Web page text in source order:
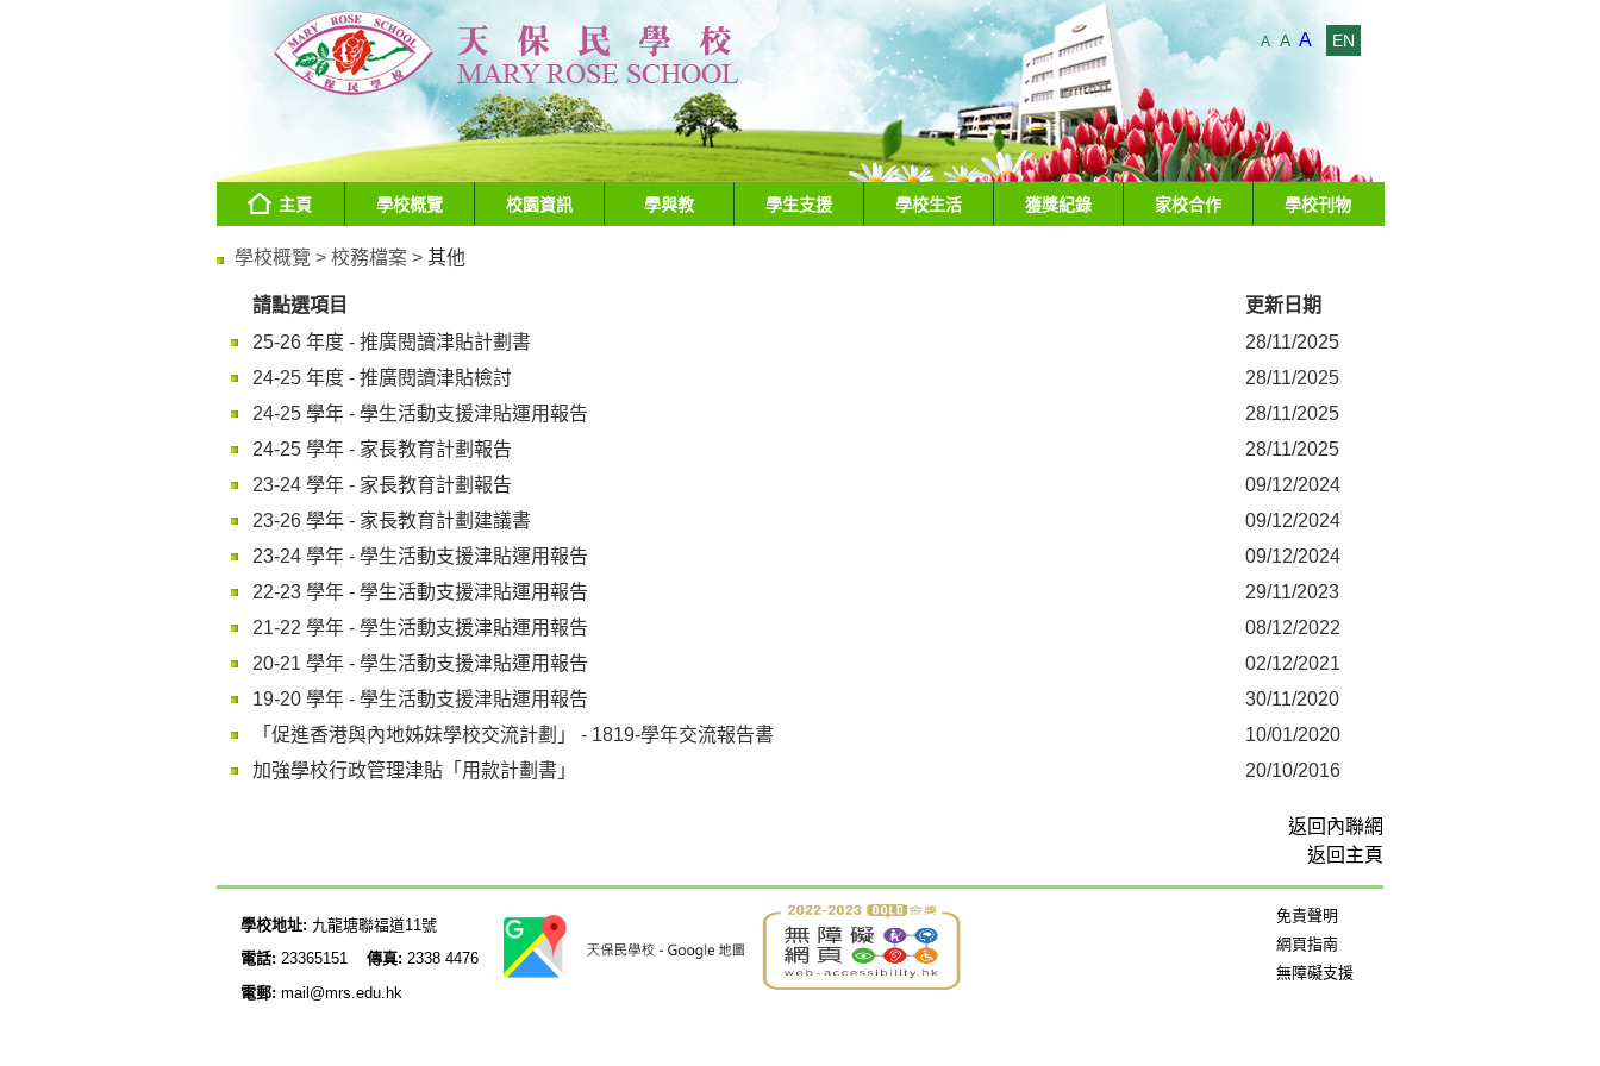
A A A EN
主頁 學校概覽 校園資訊 學與教 學生支援 學校生活 獲獎紀錄 家校合作 學校刊物
學校概覽 > 校務檔案 > 其他
請點選項目
更新日期
25-26 年度 - 推廣閱讀津貼計劃書
28/11/2025
24-25 年度 - 推廣閱讀津貼檢討
28/11/2025
24-25 學年 - 學生活動支援津貼運用報告
28/11/2025
24-25 學年 - 家長教育計劃報告
28/11/2025
23-24 學年 - 家長教育計劃報告
09/12/2024
23-26 學年 - 家長教育計劃建議書
09/12/2024
23-24 學年 - 學生活動支援津貼運用報告
09/12/2024
22-23 學年 - 學生活動支援津貼運用報告
29/11/2023
21-22 學年 - 學生活動支援津貼運用報告
08/12/2022
20-21 學年 - 學生活動支援津貼運用報告
02/12/2021
19-20 學年 - 學生活動支援津貼運用報告
30/11/2020
「促進香港與內地姊妹學校交流計劃」 - 1819-學年交流報告書
10/01/2020
加強學校行政管理津貼「用款計劃書」
20/10/2016
返回內聯網
返回主頁
學校地址: 九龍塘聯福道11號
電話: 23365151 傳真: 2338 4476
電郵: mail@mrs.edu.hk
免責聲明
網頁指南
無障礙支援